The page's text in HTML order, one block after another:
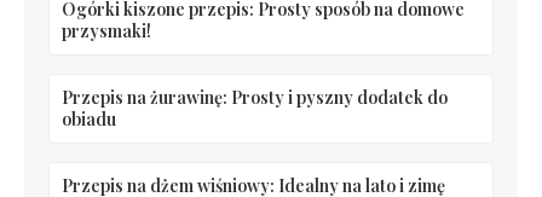
Ogórki kiszone przepis: Prosty sposób na domowe
przysmaki!
Przepis na żurawinę: Prosty i pyszny dodatek do
obiadu
Przepis na dżem wiśniowy: Idealny na lato i zimę